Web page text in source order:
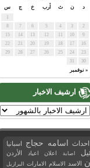
أرب س
نوفمبر
ارشيف الاخبار
اسامه حجاج اسبانيا
اصابة اعلان اعياد الأردن
الاسد الاسلام الامارات البرازيل